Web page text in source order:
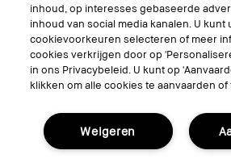
inhoud, op interesses gebaseerde
inhoud van social media kanalen. U kunt
cookievoorkeuren selecteren of meer
cookies verkrijgen door op
in ons Privacybeleid. U kunt op
klikken om alle cookies te aanvaarden of
Weigeren